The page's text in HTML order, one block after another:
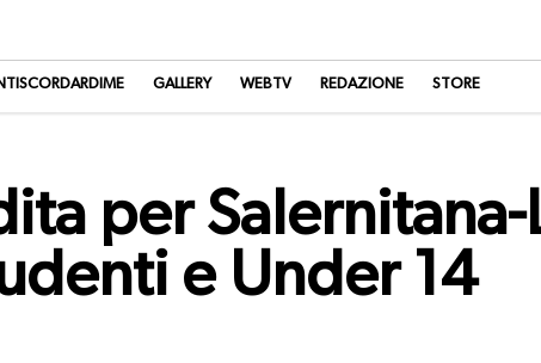
GALLERY WEBTV REDAZIONE STORE
per
e Under 14